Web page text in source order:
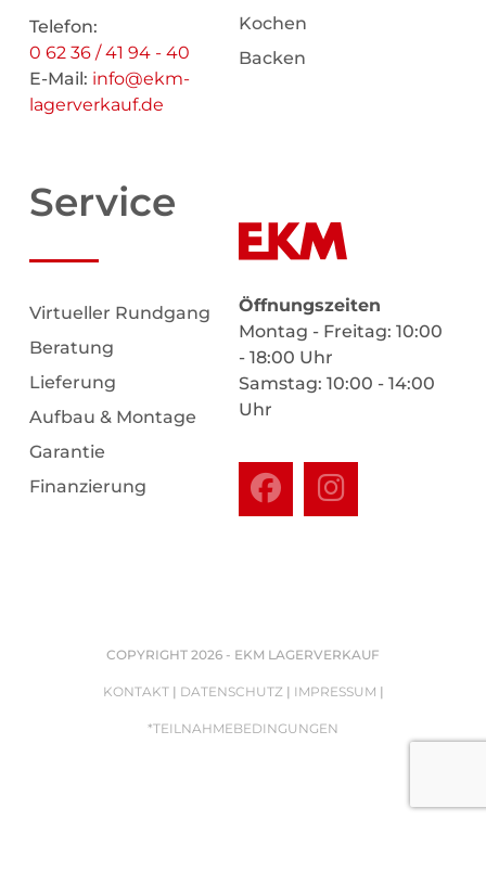
Telefon:
0 62 36 / 41 94 - 40
E-Mail: info@ekm-
lagerverkauf.de
Kochen
Backen
Service
Virtueller Rundgang
Beratung
Lieferung
Aufbau & Montage
Garantie
Finanzierung
Öffnungszeiten
Montag - Freitag: 10:00
- 18:00 Uhr
Samstag: 10:00 - 14:00
Uhr
COPYRIGHT 2026 - EKM LAGERVERKAUF
KONTAKT| DATENSCHUTZ| IMPRESSUM |
*TEILNAHMEBEDINGUNGEN